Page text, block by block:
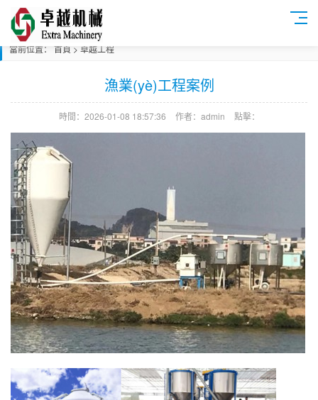
當前位置： 首頁 > 卓越工程
漁業(yè)工程案例
時間：2026-01-08 18:57:36 作者：admin 點擊：